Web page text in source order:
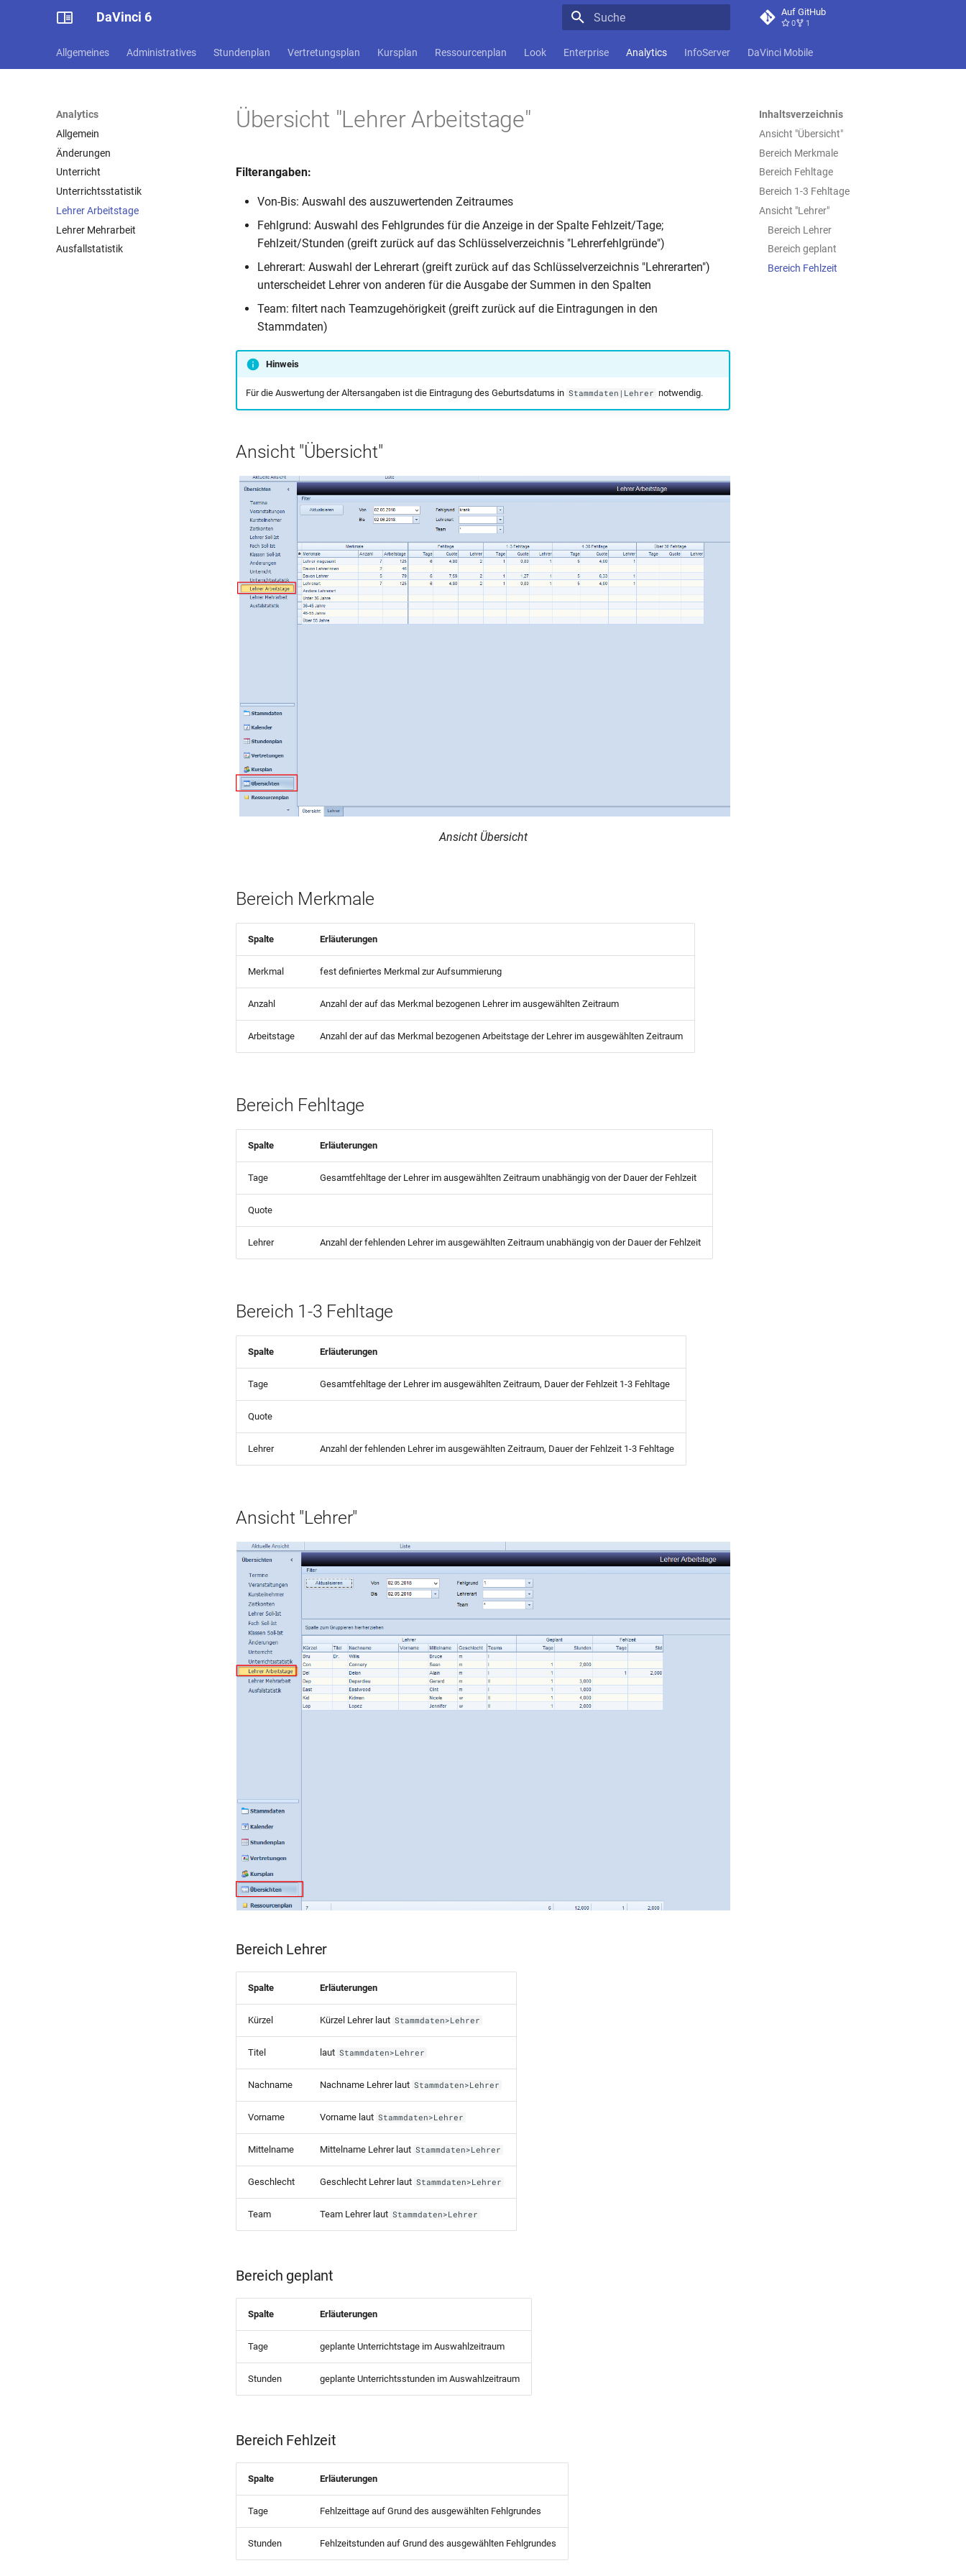
DaVinci 6 Auf GitHub
0 1
Allgemeines Administratives Stundenplan Vertretungsplan Kursplan Ressourcenplan Look Enterprise Analytics InfoServer DaVinci Mobile
Analytics
Allgemein
Änderungen
Unterricht
Unterrichtsstatistik
Lehrer Arbeitstage
Lehrer Mehrarbeit
Ausfallstatistik
Inhaltsverzeichnis
Ansicht "Übersicht"
Bereich Merkmale
Bereich Fehltage
Bereich 1-3 Fehltage
Ansicht "Lehrer"
Bereich Lehrer
Bereich geplant
Bereich Fehlzeit
Übersicht "Lehrer Arbeitstage"
Filterangaben:
Von-Bis: Auswahl des auszuwertenden Zeitraumes
Fehlgrund: Auswahl des Fehlgrundes für die Anzeige in der Spalte Fehlzeit/Tage;
Fehlzeit/Stunden (greift zurück auf das Schlüsselverzeichnis "Lehrerfehlgründe")
Lehrerart: Auswahl der Lehrerart (greift zurück auf das Schlüsselverzeichnis "Lehrerarten")
unterscheidet Lehrer von anderen für die Ausgabe der Summen in den Spalten
Team: filtert nach Teamzugehörigkeit (greift zurück auf die Eintragungen in den
Stammdaten)
Hinweis
Für die Auswertung der Altersangaben ist die Eintragung des Geburtsdatums in Stammdaten|Lehrer notwendig.
Ansicht "Übersicht"
Ansicht Übersicht
Bereich Merkmale
Spalte Erläuterungen
Merkmal fest definiertes Merkmal zur Aufsummierung
Anzahl Anzahl der auf das Merkmal bezogenen Lehrer im ausgewählten Zeitraum
Arbeitstage Anzahl der auf das Merkmal bezogenen Arbeitstage der Lehrer im ausgewählten Zeitraum
Bereich Fehltage
Spalte Erläuterungen
Tage Gesamtfehltage der Lehrer im ausgewählten Zeitraum unabhängig von der Dauer der Fehlzeit
Quote
Lehrer Anzahl der fehlenden Lehrer im ausgewählten Zeitraum unabhängig von der Dauer der Fehlzeit
Bereich 1-3 Fehltage
Spalte Erläuterungen
Tage Gesamtfehltage der Lehrer im ausgewählten Zeitraum, Dauer der Fehlzeit 1-3 Fehltage
Quote
Lehrer Anzahl der fehlenden Lehrer im ausgewählten Zeitraum, Dauer der Fehlzeit 1-3 Fehltage
Ansicht "Lehrer"
Bereich Lehrer
Spalte Erläuterungen
Kürzel Kürzel Lehrer laut Stammdaten>Lehrer
Titel laut Stammdaten>Lehrer
Nachname Nachname Lehrer laut Stammdaten>Lehrer
Vorname Vorname laut Stammdaten>Lehrer
Mittelname Mittelname Lehrer laut Stammdaten>Lehrer
Geschlecht Geschlecht Lehrer laut Stammdaten>Lehrer
Team Team Lehrer laut Stammdaten>Lehrer
Bereich geplant
Spalte Erläuterungen
Tage geplante Unterrichtstage im Auswahlzeitraum
Stunden geplante Unterrichtsstunden im Auswahlzeitraum
Bereich Fehlzeit
Spalte Erläuterungen
Tage Fehlzeittage auf Grund des ausgewählten Fehlgrundes
Stunden Fehlzeitstunden auf Grund des ausgewählten Fehlgrundes